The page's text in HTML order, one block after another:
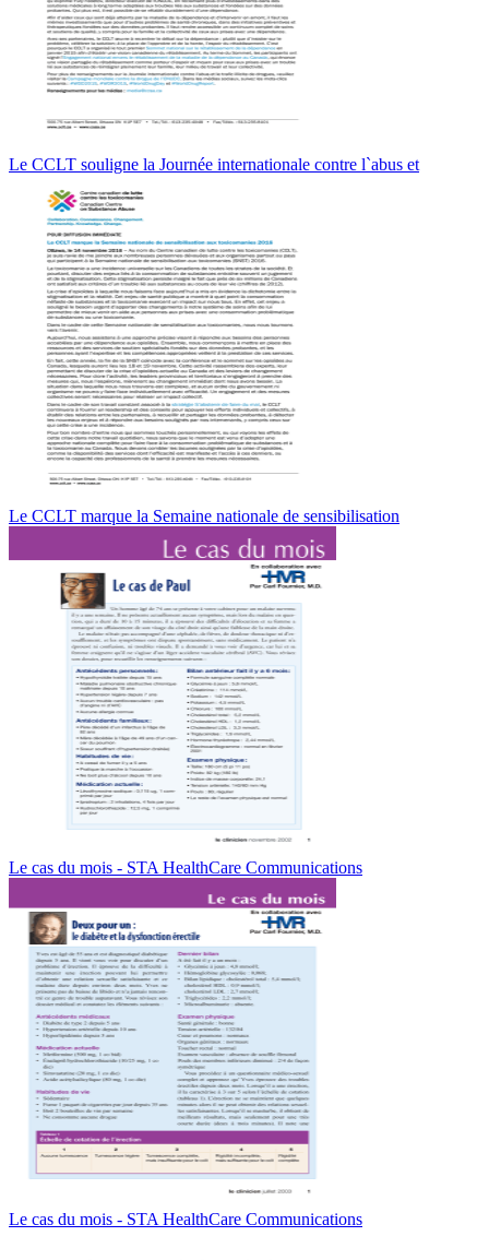
Le CCLT souligne la Journée internationale contre l`abus et
Le CCLT marque la Semaine nationale de sensibilisation
Le cas du mois - STA HealthCare Communications
Le cas du mois - STA HealthCare Communications